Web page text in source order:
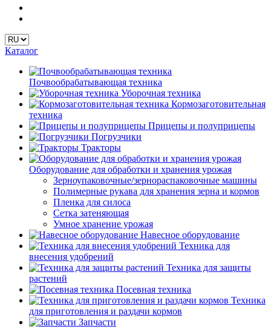
Каталог
Почвообрабатывающая техника
Уборочная техника
Кормозаготовительная
техника
Прицепы и полуприцепы
Погрузчики
Тракторы
Оборудование для обработки и хранения урожая
Зерноупаковочные/зернораспаковочные машины
Полимерные рукава для хранения зерна и кормов
Пленка для силоса
Сетка затеняющая
Умное хранение урожая
Навесное оборудование
Техника для
внесения удобрений
Техника для защиты
растений
Посевная техника
Техника
для приготовления и раздачи кормов
Запчасти